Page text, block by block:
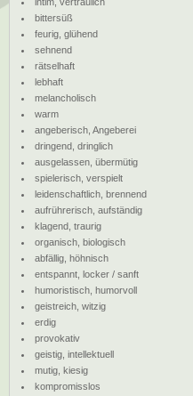
bittersüß
feurig, glühend
sehnend
rätselhaft
lebhaft
melancholisch
warm
angeberisch, Angeberei
dringend, dringlich
ausgelassen, übermütig
spielerisch, verspielt
leidenschaftlich, brennend
aufrührerisch, aufständig
klagend, traurig
organisch, biologisch
abfällig, höhnisch
entspannt, locker / sanft
humoristisch, humorvoll
geistreich, witzig
erdig
provokativ
geistig, intellektuell
mutig, kiesig
kompromisslos